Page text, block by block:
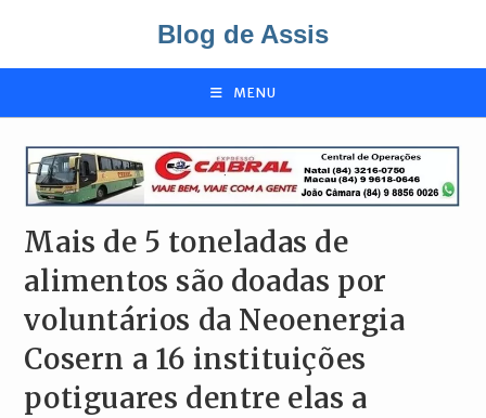
o
Blog de Assis
MENU
Mais de 5 toneladas de
alimentos são doadas por
voluntários da Neoenergia
Cosern a 16 instituições
potiguares dentre elas a